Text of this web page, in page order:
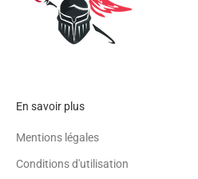
En savoir plus
Mentions légales
Conditions d'utilisation